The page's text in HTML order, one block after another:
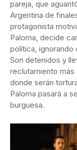
pareja, que
Argentina de
protagonista
Paloma, decide
política, ignorando
Son detenidos y
reclutamiento
donde serán
Paloma pasará a
burguesa.